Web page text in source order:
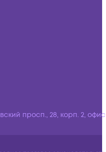
просп., 28, корп. 2,